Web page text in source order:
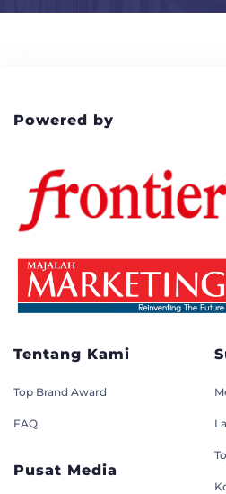
Powered by
Tentang Kami
Top Brand Award
FAQ
Pusat Media